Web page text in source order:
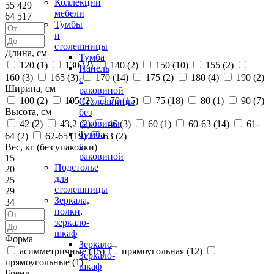
Коллекции
мебели
Тумбы
и
столешницы
Тумба
Панель
с
раковиной
Столешницы
без
раковины
Тумба
с
раковиной
Подстолье
для
столешницы
Зеркала,
полки,
зеркало-
шкаф
Зеркало
Зеркало-
шкаф
55 429
64 517
Длина, см
120 (1) 130 (2) 140 (2) 150 (10) 155 (2)
160 (3) 165 (3) 170 (14) 175 (2) 180 (4) 190 (2)
Ширина, см
100 (2) 105 (2) 70 (15) 75 (18) 80 (1) 90 (7)
Высота, см
42 (2) 43,2 (2) 46 (3) 60 (1) 60-63 (14)
61-
64 (2) 62-65 (19) 63 (2)
Вес, кг (без упаковки)
15
20
25
29
34
Форма
асимметричные (15) прямоугольная (12)
прямоугольные (1)